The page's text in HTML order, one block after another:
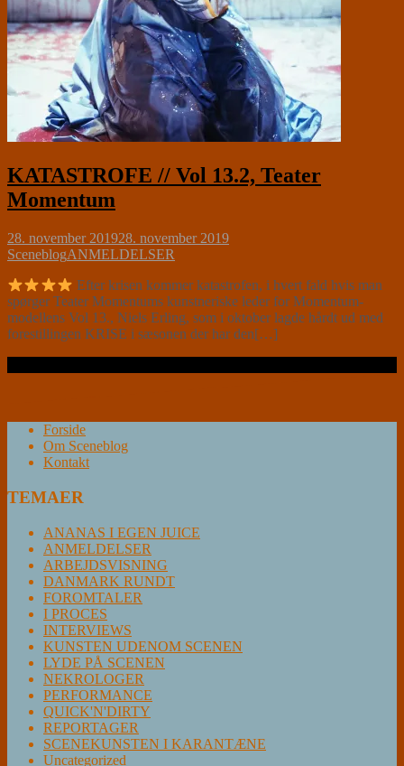
KATASTROFE // Vol 13.2, Teater
Momentum
28. november 201928. november 2019
SceneblogANMELDELSER
Efter krisen kommer katastrofen, i hvert fald hvis man
spørger Teater Momentums kunstneriske leder for Momentum-
modellens Vol 13., Niels Erling, som i oktober lagde hårdt ud med
forestillingen KRISE i sæsonen der har den[…]
Forside
Om Sceneblog
Kontakt
TEMAER
ANANAS I EGEN JUICE
ANMELDELSER
ARBEJDSVISNING
DANMARK RUNDT
FOROMTALER
I PROCES
INTERVIEWS
KUNSTEN UDENOM SCENEN
LYDE PÅ SCENEN
NEKROLOGER
PERFORMANCE
QUICK'N'DIRTY
REPORTAGER
SCENEKUNSTEN I KARANTÆNE
Uncategorized